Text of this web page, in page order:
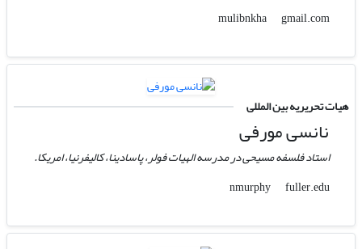
mulibnkha
gmail.com
هیات تحریریه بین المللی
نانسی مورفی
استاد فلسفه مسیحی در مدرسه الهیات فولر، پاسادینا، کالیفرنیا، امریکا.
nmurphy
fuller.edu